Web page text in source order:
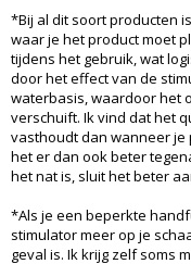
*Bij al dit soort producten
waar je het product moet
tijdens het gebruik, wat
door het effect van de
waterbasis, waardoor het
verschuift. Ik vind dat het
vasthoudt dan wanneer je
het er dan ook beter
het nat is, sluit het beter
*Als je een beperkte
stimulator meer op je
geval is. Ik krijg zelf soms